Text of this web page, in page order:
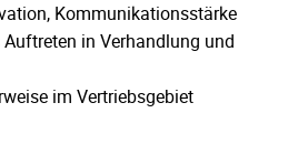
Kommunikationsstärke
in Verhandlung und
im Vertriebsgebiet